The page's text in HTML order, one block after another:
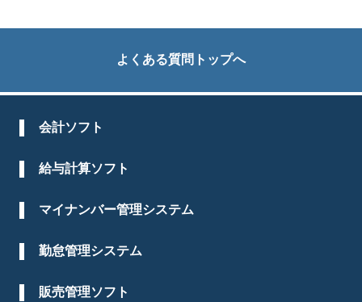
よくある質問トップへ
会計ソフト
給与計算ソフト
マイナンバー管理システム
勤怠管理システム
販売管理ソフト